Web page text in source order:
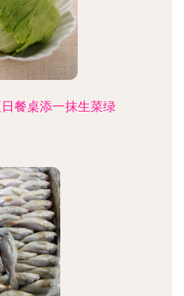
餐桌添一抹生菜绿